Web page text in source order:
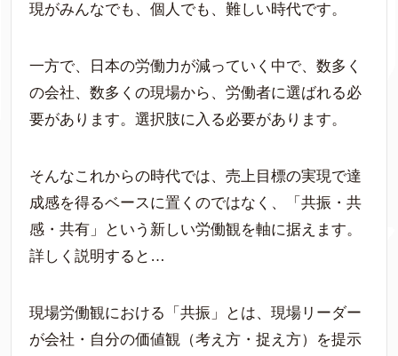
現がみんなでも、個人でも、難しい時代です。
一方で、日本の労働力が減っていく中で、数多く
の会社、数多くの現場から、労働者に選ばれる必
要があります。選択肢に入る必要があります。
そんなこれからの時代では、売上目標の実現で達
成感を得るベースに置くのではなく、「共振・共
感・共有」という新しい労働観を軸に据えます。
詳しく説明すると…
現場労働観における「共振」とは、現場リーダー
が会社・自分の価値観（考え方・捉え方）を提示